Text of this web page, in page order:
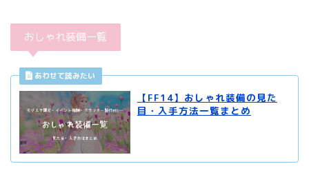
おしゃれ装備一覧
【FF14】おしゃれ装備の見た
目・入手方法一覧まとめ